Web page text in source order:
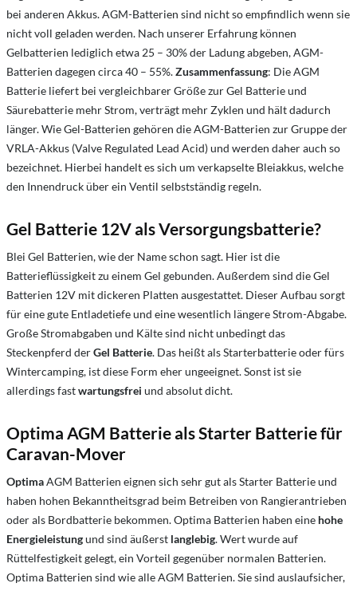
bei anderen Akkus. AGM-Batterien sind nicht so empfindlich wenn sie
nicht voll geladen werden. Nach unserer Erfahrung können
Gelbatterien lediglich etwa 25 – 30% der Ladung abgeben, AGM-
Batterien dagegen circa 40 – 55%.Zusammenfassung: Die AGM
Batterie liefert bei vergleichbarer Größe zur Gel Batterie und
Säurebatterie mehr Strom, verträgt mehr Zyklen und hält dadurch
länger. Wie Gel-Batterien gehören die AGM-Batterien zur Gruppe der
VRLA-Akkus (Valve Regulated Lead Acid) und werden daher auch so
bezeichnet. Hierbei handelt es sich um verkapselte Bleiakkus, welche
den Innendruck über ein Ventil selbstständig regeln.
Gel Batterie 12V als Versorgungsbatterie?
Blei Gel Batterien, wie der Name schon sagt. Hier ist die
Batterieflüssigkeit zu einem Gel gebunden. Außerdem sind die Gel
Batterien 12V mit dickeren Platten ausgestattet. Dieser Aufbau sorgt
für eine gute Entladetiefe und eine wesentlich längere Strom-Abgabe.
Große Stromabgaben und Kälte sind nicht unbedingt das
Steckenpferd derGel Batterie. Das heißt als Starterbatterie oder fürs
Wintercamping, ist diese Form eher ungeeignet. Sonst ist sie
allerdings fastwartungsfrei und absolut dicht.
Optima AGM Batterie als Starter Batterie für
Caravan-Mover
OptimaAGM Batterien eignen sich sehr gut als Starter Batterie und
haben hohen Bekanntheitsgrad beim Betreiben von Rangierantrieben
oder als Bordbatterie bekommen. Optima Batterien haben eine hohe
Energieleistungund sind äußerst langlebig. Wert wurde auf
Rüttelfestigkeit gelegt, ein Vorteil gegenüber normalen Batterien.
Optima Batterien sind wie alle AGM Batterien. Sie sind auslaufsicher,